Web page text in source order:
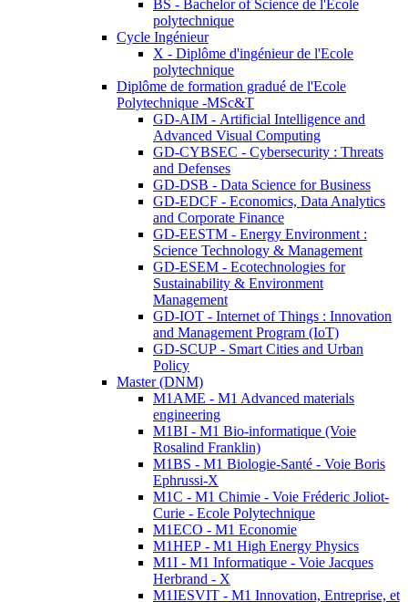
BS - Bachelor of Science de l'Ecole
polytechnique
Cycle Ingénieur
X - Diplôme d'ingénieur de l'Ecole
polytechnique
Diplôme de formation gradué de l'Ecole
Polytechnique -MSc&T
GD-AIM - Artificial Intelligence and
Advanced Visual Computing
GD-CYBSEC - Cybersecurity : Threats
and Defenses
GD-DSB - Data Science for Business
GD-EDCF - Economics, Data Analytics
and Corporate Finance
GD-EESTM - Energy Environment :
Science Technology & Management
GD-ESEM - Ecotechnologies for
Sustainability & Environment
Management
GD-IOT - Internet of Things : Innovation
and Management Program (IoT)
GD-SCUP - Smart Cities and Urban
Policy
Master (DNM)
M1AME - M1 Advanced materials
engineering
M1BI - M1 Bio-informatique (Voie
Rosalind Franklin)
M1BS - M1 Biologie-Santé - Voie Boris
Ephrussi-X
M1C - M1 Chimie - Voie Fréderic Joliot-
Curie - Ecole Polytechnique
M1ECO - M1 Economie
M1HEP - M1 High Energy Physics
M1I - M1 Informatique - Voie Jacques
Herbrand - X
M1IESVIT - M1 Innovation, Entreprise, et